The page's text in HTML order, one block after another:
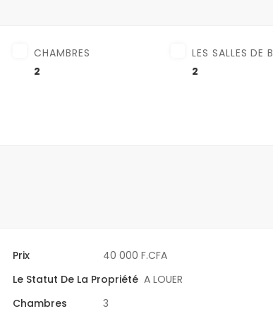
CHAMBRES
2
LES SALLES DE
2
Prix
40 000 F.CFA
Le Statut De La Propriété A LOUER
Chambres 3